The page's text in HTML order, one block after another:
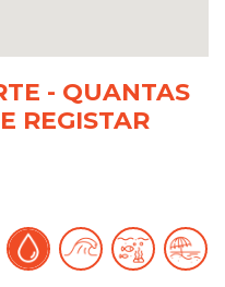
- QUANTAS
REGISTAR